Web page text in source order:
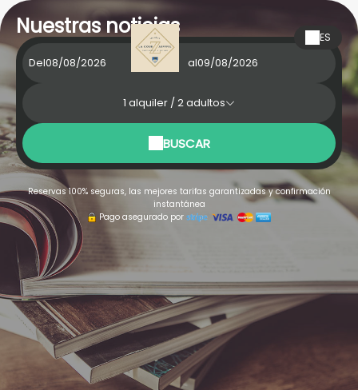
ES
Nuestras noticias
Del al
1 alquiler /2adultos
BUSCAR
Reservas 100% seguras, las mejores tarifas garantizadas y confirmación
instantánea
Pago asegurado por